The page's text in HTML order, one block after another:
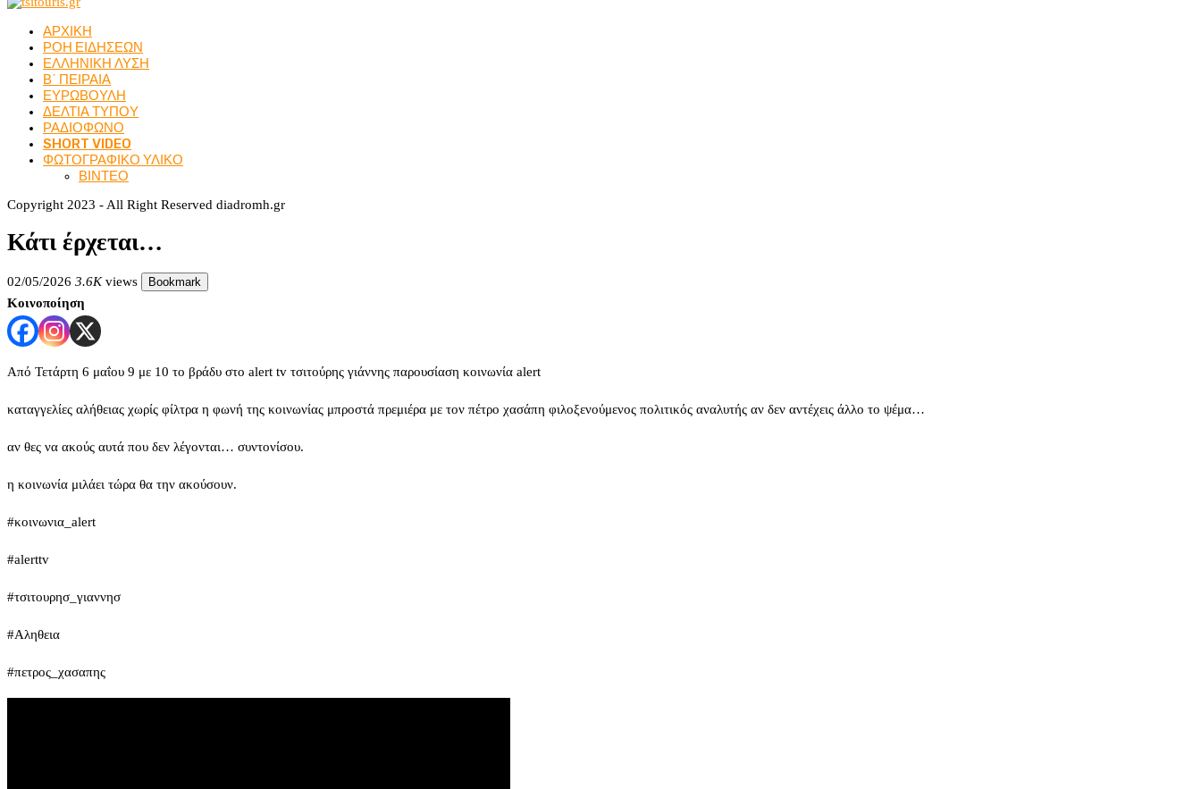
ΑΡΧΙΚΗ
ΡΟΗ ΕΙΔΗΣΕΩΝ
ΕΛΛΗΝΙΚΗ ΛΥΣΗ
Β΄ ΠΕΙΡΑΙΑ
ΕΥΡΩΒΟΥΛΗ
ΔΕΛΤΙΑ ΤΥΠΟΥ
ΡΑΔΙΟΦΩΝΟ
SHORT VIDEO
ΦΩΤΟΓΡΑΦΙΚΟ ΥΛΙΚΟ
ΒΙΝΤΕΟ
Copyright 2023 - All Right Reserved diadromh.gr
Κάτι έρχεται…
02/05/2026 3.6Kviews Bookmark
Κοινοποίηση
Από Τετάρτη 6 μαΐου 9 με 10 το βράδυ στο alert tv τσιτούρης γιάννης παρουσίαση κοινωνία alert
καταγγελίες αλήθειας χωρίς φίλτρα η φωνή της κοινωνίας μπροστά πρεμιέρα με τον πέτρο χασάπη φιλοξενούμενος πολιτικός αναλυτής αν δεν αντέχεις άλλο το ψέμα…
αν θες να ακούς αυτά που δεν λέγονται… συντονίσου.
η κοινωνία μιλάει τώρα θα την ακούσουν.
#κοινωνια_alert
#alerttv
#τσιτουρησ_γιαννησ
#Αληθεια
#πετρος_χασαπης